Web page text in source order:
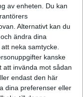
av enheten. Du kan
Alternativt kan du
ändra dina
neka samtycke.
kanske
att invända mot sådan
endast den här
dina preferenser eller